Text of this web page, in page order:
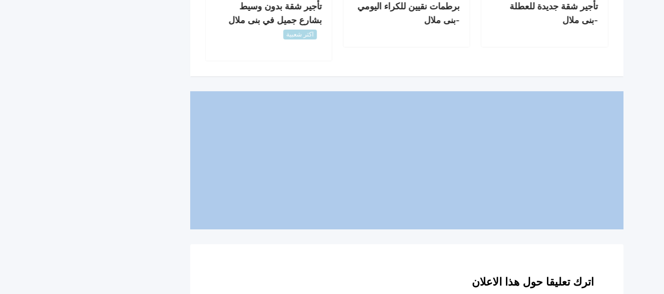
تأجير شقة جديدة للعطلة
-بنى ملال
برطمات نقيين للكراء اليومي
-بنى ملال
تأجير شقة بدون وسيط
بشارع جميل في بنى ملال
اكثر شعبية
اترك تعليقا حول هذا الاعلان